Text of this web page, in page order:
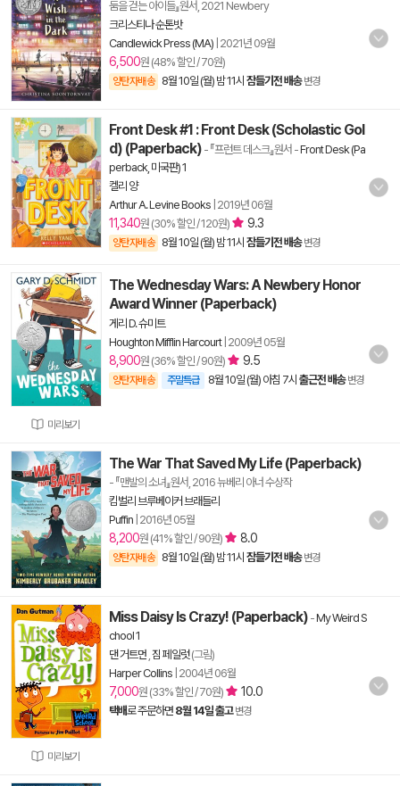
둠을 걷는 아이들』원서, 2021 Newbery
크리스티나 순톤밧
Candlewick Press (MA) 2021년 09월
6,500원 (48% 할인 / 70원)
양탄자배송 8월 10일 (월) 밤 11시 잠들기전 배송 변경
Front Desk #1 : Front Desk (Scholastic Gol
d) (Paperback) - 『프런트 데스크』원서 -Front Desk (Pa
perback, 미국판) 1
켈리 양
Arthur A. Levine Books 2019년 06월
11,340원 (30% 할인 / 120원) 9.3
양탄자배송 8월 10일 (월) 밤 11시 잠들기전 배송 변경
미리보기
The Wednesday Wars: A Newbery Honor
Award Winner (Paperback)
게리 D. 슈미트
Houghton Mifflin Harcourt| 2009년 05월
8,900원 (36% 할인 / 90원) 9.5
양탄자배송 주말특급 8월 10일 (월) 아침 7시 출근전 배송 변경
The War That Saved My Life (Paperback)
- 『맨발의 소녀』원서, 2016 뉴베리 아너 수상작
킴벌리 브루베이커 브래들리
Puffin 2016년 05월
8,200원 (41% 할인 / 90원) 8.0
양탄자배송 8월 10일 (월) 밤 11시 잠들기전 배송 변경
미리보기
Miss Daisy Is Crazy! (Paperback) -My Weird S
chool 1
댄 거트먼 짐 페일럿(그림)
Harper Collins 2004년 06월
7,000원 (33% 할인 / 70원) 10.0
택배로 주문하면 8월 14일 출고 변경